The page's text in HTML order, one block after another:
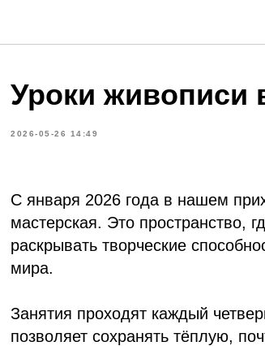
Уроки живописи
2026-05-26 14:49
С января 2026 года в нашем
мастерская. Это пространство,
раскрывать творческие
мира.
Занятия проходят каждый
позволяет сохранять тёплую,